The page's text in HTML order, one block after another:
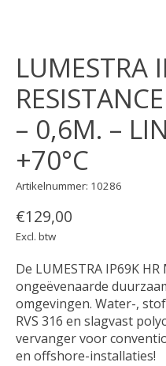
LUMESTRA
– 0,6M. –
+70°C
Artikelnummer: 10286
€129,00
Excl. btw
De LUMESTRA IP69K
ongeëvenaarde
omgevingen. Water-,
RVS 316 en slagvast
vervanger voor
en offshore-installaties!